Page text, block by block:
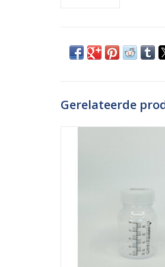
Gerelateerde
witte dop en zijn geschikt
TOEVOEGEN AAN